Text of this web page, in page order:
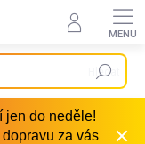
jen do neděle!
za vás
Hledat